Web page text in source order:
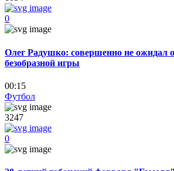
0
Олег Радушко: совершенно не ожидал
безобразной игры
00:15
Футбол
3247
0